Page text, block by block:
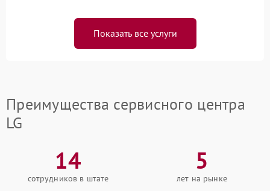
Показать все услуги
Преимущества сервисного центра
LG
14
сотрудников в штате
5
лет на рынке